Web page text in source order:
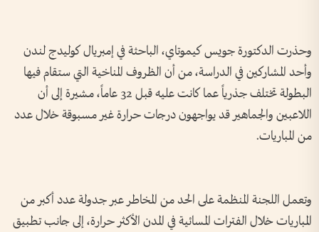
وحذرت الدكتورة جويس كيموتاي، الباحثة في إمبريال كوليدج لندن
وأحد المشاركين في الدراسة، من أن الظروف المناخية التي ستقام فيها
البطولة تختلف جذرياً عما كانت عليه قبل 32 عاماً، مشيرة إلى أن
اللاعبين والجماهير قد يواجهون درجات حرارة غير مسبوقة خلال عدد
من المباريات.
وتعمل اللجنة المنظمة على الحد من المخاطر عبر جدولة عدد أكبر من
المباريات خلال الفترات المسائية في المدن الأكثر حرارة، إلى جانب تطبيق